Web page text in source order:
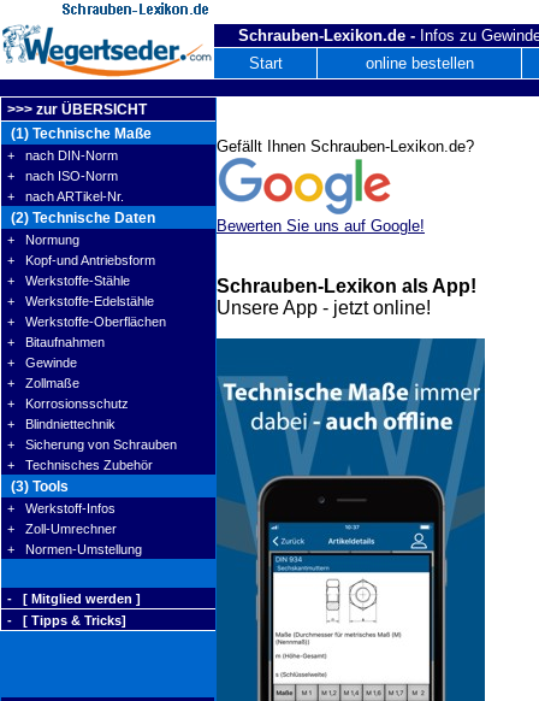
Schrauben-Lexikon.de - Infos zu
Start
online bestellen
>>> zur ÜBERSICHT
(1) Technische Maße
+ nach DIN-Norm
+ nach ISO-Norm
+ nach ARTikel-Nr.
(2) Technische Daten
+ Normung
+ Kopf-und Antriebsform
+ Werkstoffe-Stähle
+ Werkstoffe-Edelstähle
+ Werkstoffe-Oberflächen
+ Bitaufnahmen
+ Gewinde
+ Zollmaße
+ Korrosionsschutz
+ Blindniettechnik
+ Sicherung von Schrauben
+ Technisches Zubehör
(3) Tools
+ Werkstoff-Infos
+ Zoll-Umrechner
+ Normen-Umstellung
- [ Mitglied werden ]
- [ Tipps & Tricks]
Gefällt Ihnen Schrauben-Lexikon.de?
Bewerten Sie uns auf Google!
Schrauben-Lexikon als App!
Unsere App - jetzt online!